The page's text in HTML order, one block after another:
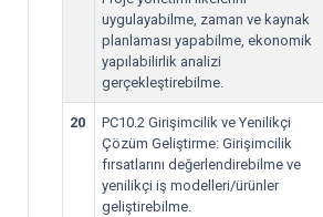
uygulayabilme, zaman ve kaynak
planlaması yapabilme, ekonomik
yapılabilirlik analizi
gerçekleştirebilme.
20
PC10.2 Girişimcilik ve Yenilikçi
Çözüm Geliştirme: Girişimcilik
fırsatlarını değerlendirebilme ve
yenilikçi iş modelleri/ürünler
geliştirebilme.